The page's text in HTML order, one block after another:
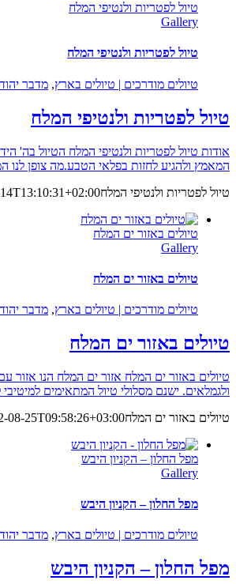
טיול לפטריות ולנטיפי המלח
Gallery
טיול לפטריות ולנטיפי המלח
טיולים מודרכים | טיולים בארץ, מדבר
טיול לפטריות ולנטיפי המלח
אודות טיול לפטריות ולנטיפי המלח הטיול
המאמץ ולהגיע לחזות בפלאי הטבע.מה צופן לנו
טיול לפטריות ולנטיפי המלח
טיולים באזור ים המלח
Gallery
טיולים באזור ים המלח
טיולים מודרכים | טיולים בארץ, מדבר
טיולים באזור ים המלח
טיולים באזור ים המלח אזור ים המלח הנו אזור
ולגמלאים. ישנם מסלולי טיול המתאימים
טיולים באזור ים המלח08-25T09:58:26+03:00
מפל החלון – הקניון היבש
Gallery
מפל החלון – הקניון היבש
טיולים מודרכים | טיולים בארץ, מדבר
מפל החלון – הקניון היבש